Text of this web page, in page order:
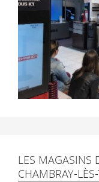
LES MAGASINS
CHAMBRAY-